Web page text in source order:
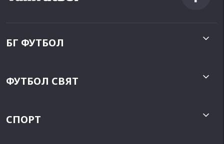
БГ ФУТБОЛ
ФУТБОЛ СВЯТ
СПОРТ